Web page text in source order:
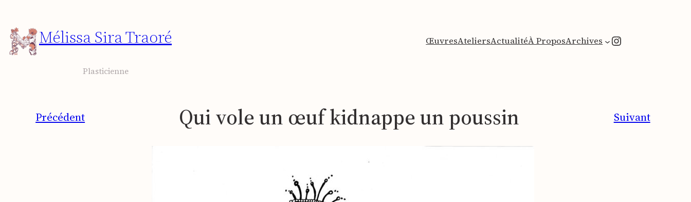
au
contenu
Mélissa Sira Traoré
Plasticienne
ŒuvresAteliersActualitéÀ ProposArchives Instagram
Précédent Qui vole un œuf kidnappe un poussin Suivant